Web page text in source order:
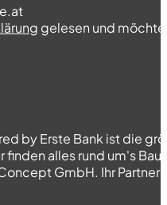
gelesen und
by Erste Bank ist die
alles rund um's
GmbH. Ihr Partner